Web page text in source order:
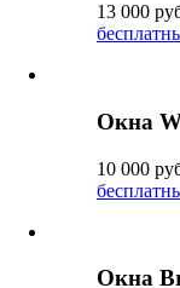
13 000
Окна
10 000
Окна